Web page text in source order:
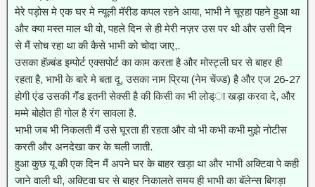
मेरे पड़ोस मे एक घर मे न्यूली मॅरीड कपल रहने आया, भाभी ने चूरहा पहने हुआ था
और क्या मस्त माल थी वो, पहले दिन से ही मेरी नज़र उस पर थी और उसी दिन
से मैं सोच रहा था की कैसे भाभी को चोदा जाए,.
उसका हॅज़्बंड इम्पोर्ट एक्सपोर्ट का काम करता है और मोस्ट्ली घर से बाहर ही
रहता है, भाभी के बारे मे बता दू, उसका नाम प्रिया (नेम चेंज्ड) है और एज 26-27
होगी एंड उसकी गॅंड इतनी सेक्सी है की किसी का भी लोड्ा खड़ा करवा दे, और
मम्मे बोहोत ही गोल है रंग सावला है.
भाभी जब भी निकलती मैं उसे घूरता ही रहता और वो भी कभी कभी मुझे नोटीस
करती और अनदेखा कर के चली जाती.
हुआ कुछ यू की एक दिन मैं अपने घर के बाहर खड़ा था और भाभी अक्टिवा पे कही
जाने वाली थी, अक्टिवा घर से बाहर निकालते समय ही भाभी का बॅलेन्स बिगड़ा